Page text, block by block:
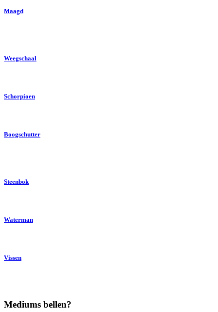
Maagd
Weegschaal
Schorpioen
Boogschutter
Steenbok
Waterman
Vissen
Mediums bellen?